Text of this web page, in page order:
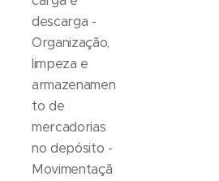
descarga -
Organização,
limpeza e
armazenamen
to de
mercadorias
no depósito -
Movimentaçã